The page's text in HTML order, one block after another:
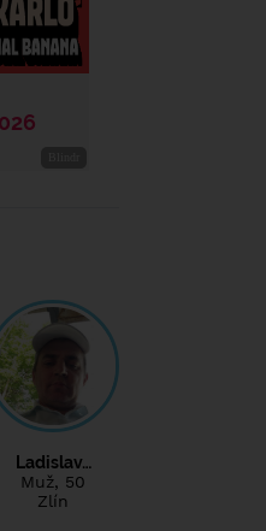
Ladislav…
Muž, 50
Zlín